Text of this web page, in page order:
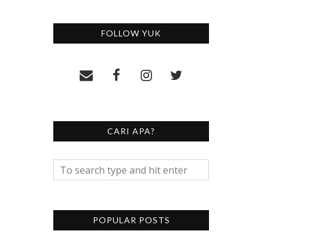
FOLLOW YUK
CARI APA?
POPULAR POSTS